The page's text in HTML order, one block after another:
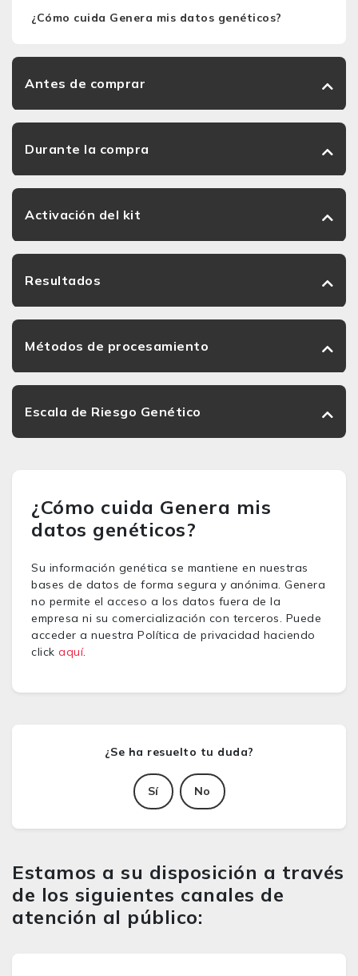
¿Cómo cuida Genera mis datos genéticos?
Antes de comprar
Durante la compra
Activación del kit
Resultados
Métodos de procesamiento
Escala de Riesgo Genético
¿Cómo cuida Genera mis
datos genéticos?
Su información genética se mantiene en nuestras
bases de datos de forma segura y anónima. Genera
no permite el acceso a los datos fuera de la
empresa ni su comercialización con terceros. Puede
acceder a nuestra Política de privacidad haciendo
click aquí.
Sí No
Estamos a su disposición a través
de los siguientes canales de
atención al público: